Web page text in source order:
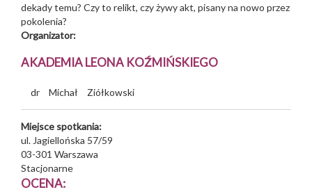
dekady temu? Czy to relikt, czy żywy akt, pisany na nowo przez
pokolenia?
Organizator:
AKADEMIA LEONA KOŹMIŃSKIEGO
dr Michał Ziółkowski
Miejsce spotkania:
ul. Jagiellońska 57/59
03-301 Warszawa
Stacjonarne
OCENA: